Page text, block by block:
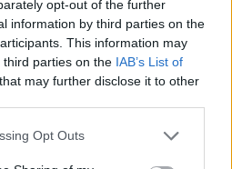
opt-out of the further
information by third parties on the
This information may
parties on the IAB’s List of
that may further disclose it to other
Opt Outs